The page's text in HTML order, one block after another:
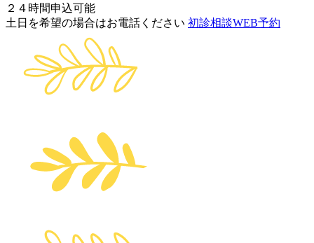
２４時間申込可能
土日を希望の場合はお電話ください 初診相談WEB予約